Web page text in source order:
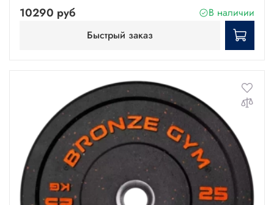
10290 руб
В наличии
Быстрый заказ